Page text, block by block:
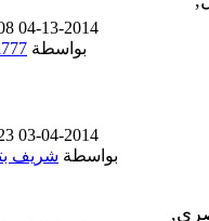
04-13-2014
PM
بواسطة
03-04-2014
PM
بواسطةشريف